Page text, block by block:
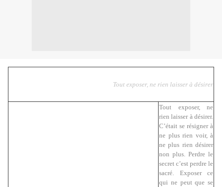
Tout exposer, ne rien laisser à désirer
Tout exposer, ne
rien laisser à désirer.
C’était se résigner à
ne plus rien voir, à
ne plus rien désirer
non plus. Perdre le
secret c’est perdre le
sacré. Exposer ce
qui ne peut que se